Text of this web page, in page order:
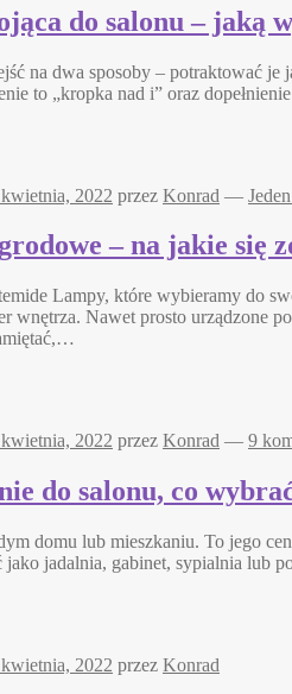
do salonu – jaką
na dwa sposoby – potraktować
to „kropka nad i” oraz
2022 przez Konrad —
– na jakie się
Lampy, które wybieramy do
wnętrza. Nawet prosto urządzone
2022 przez Konrad — 9
do salonu, co
domu lub mieszkaniu. To jego
jako jadalnia, gabinet, sypialnia
2022 przez Konrad